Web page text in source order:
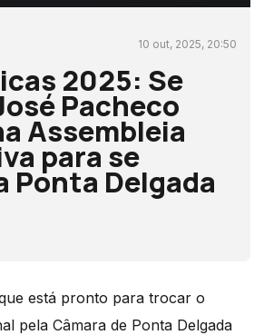
10 out, 2025, 20:50
2025: Se
Pacheco
Assembleia
para se
Ponta Delgada
está pronto para trocar o
pela Câmara de Ponta Delgada